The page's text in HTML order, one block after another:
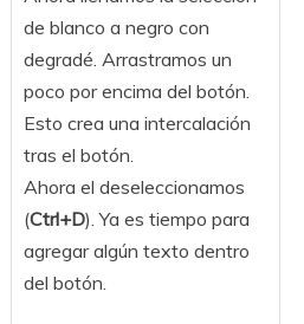
de blanco a negro con
degradé. Arrastramos un
poco por encima del botón.
Esto crea una intercalación
tras el botón.
Ahora el deseleccionamos
(Ctrl+D). Ya es tiempo para
agregar algún texto dentro
del botón.